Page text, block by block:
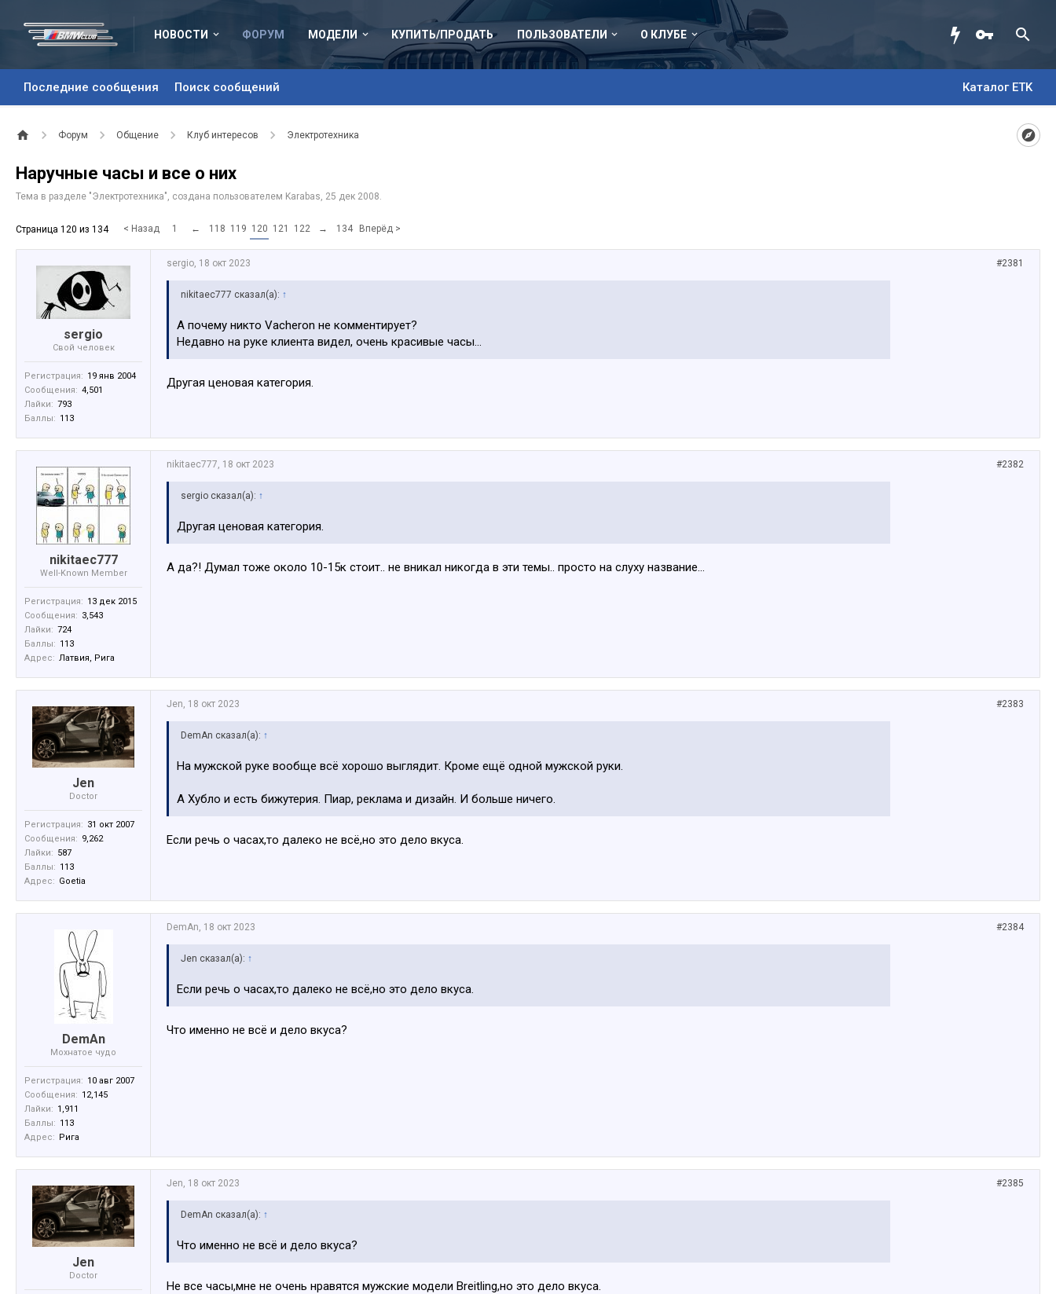
НОВОСТИ ФОРУМ
Последние сообщения Поиск сообщений Каталог ETK
МОДЕЛИ КУПИТЬ/ПРОДАТЬ ПОЛЬЗОВАТЕЛИ О КЛУБЕ
Форум Общение Клуб интересов Электротехника
Наручные часы и все о них
Тема в разделе "Электротехника", создана пользователем Karabas, 25 дек 2008.
Страница 120 из 134 < Назад 1 ← 118 119 120 121 122 → 134 Вперёд >
sergio
Свой человек
Регистрация: 19 янв 2004
Сообщения: 4,501
Лайки: 793
Баллы: 113
#2381
sergio, 18 окт 2023
nikitaec777 сказал(а): ↑
А почему никто Vacheron не комментирует?
Недавно на руке клиента видел, очень красивые часы…
Другая ценовая категория.
nikitaec777
Well-Known Member
Регистрация: 13 дек 2015
Сообщения: 3,543
Лайки: 724
Баллы: 113
Адрес: Латвия, Рига
#2382
nikitaec777, 18 окт 2023
sergio сказал(а): ↑
Другая ценовая категория.
А да?! Думал тоже около 10-15к стоит.. не вникал никогда в эти темы.. просто на слуху название…
Jen
Doctor
Регистрация: 31 окт 2007
Сообщения: 9,262
Лайки: 587
Баллы: 113
Адрес: Goetia
#2383
Jen, 18 окт 2023
DemAn сказал(а): ↑
На мужской руке вообще всё хорошо выглядит. Кроме ещё одной мужской руки.
А Хубло и есть бижутерия. Пиар, реклама и дизайн. И больше ничего.
Если речь о часах,то далеко не всё,но это дело вкуса.
DemAn
Мохнатое чудо
Регистрация: 10 авг 2007
Сообщения: 12,145
Лайки: 1,911
Баллы: 113
Адрес: Рига
#2384
DemAn 18 окт 2023
Jen сказал(а): ↑
Если речь о часах,то далеко не всё,но это дело вкуса.
Что именно не всё и дело вкуса?
Jen
Doctor
#2385
Jen 18 окт 2023
DemAn сказал(а): ↑
Что именно не всё и дело вкуса?
Не все часы,мне не очень нравятся мужские модели Breitling,но это дело вкуса.